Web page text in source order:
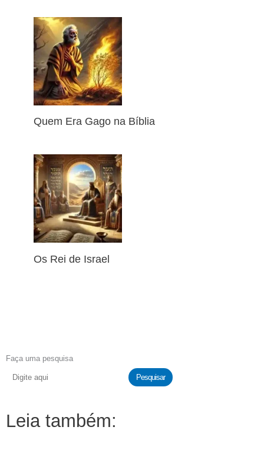
Quem Era Gago na Bíblia
Os Rei de Israel
Faça uma pesquisa
Pesquisar
Leia também: